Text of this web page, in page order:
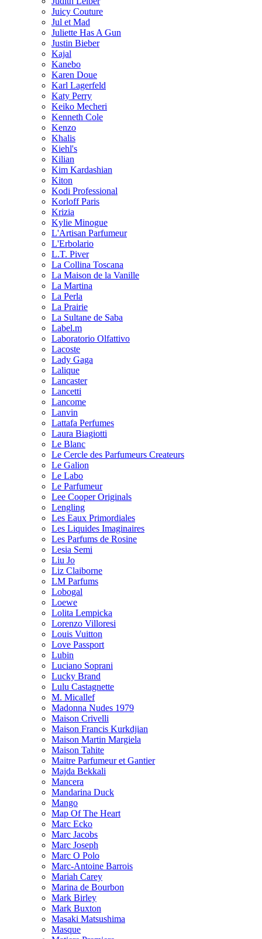
Juicy Couture
Jul et Mad
Juliette Has A Gun
Justin Bieber
Kajal
Kanebo
Karen Doue
Karl Lagerfeld
Katy Perry
Keiko Mecheri
Kenneth Cole
Kenzo
Khalis
Kiehl's
Kilian
Kim Kardashian
Kiton
Kodi Professional
Korloff Paris
Krizia
Kylie Minogue
L'Artisan Parfumeur
L'Erbolario
L.T. Piver
La Collina Toscana
La Maison de la Vanille
La Martina
La Perla
La Prairie
La Sultane de Saba
Label.m
Laboratorio Olfattivo
Lacoste
Lady Gaga
Lalique
Lancaster
Lancetti
Lancome
Lanvin
Lattafa Perfumes
Laura Biagiotti
Le Blanc
Le Cercle des Parfumeurs Createurs
Le Galion
Le Labo
Le Parfumeur
Lee Cooper Originals
Lengling
Les Eaux Primordiales
Les Liquides Imaginaires
Les Parfums de Rosine
Lesia Semi
Liu Jo
Liz Claiborne
LM Parfums
Lobogal
Loewe
Lolita Lempicka
Lorenzo Villoresi
Louis Vuitton
Love Passport
Lubin
Luciano Soprani
Lucky Brand
Lulu Castagnette
M. Micallef
Madonna Nudes 1979
Maison Crivelli
Maison Francis Kurkdjian
Maison Martin Margiela
Maison Tahite
Maitre Parfumeur et Gantier
Majda Bekkali
Mancera
Mandarina Duck
Mango
Map Of The Heart
Marc Ecko
Marc Jacobs
Marc Joseph
Marc O Polo
Marc-Antoine Barrois
Mariah Carey
Marina de Bourbon
Mark Birley
Mark Buxton
Masaki Matsushima
Masque